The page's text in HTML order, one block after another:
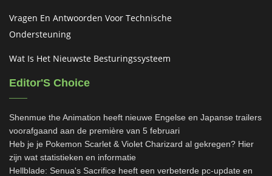
Vragen En Antwoorden Voor Technische
Ondersteuning
Wat Is Het Nieuwste Besturingssysteem
Editor'S Choice
Shenmue the Animation heeft nieuwe Engelse en Japanse trailers
voorafgaand aan de première van 5 februari
Heb je je Pokemon Scarlet & Violet Charizard al gekregen? Hier
zijn wat statistieken en informatie
Hellblade: Senua's Sacrifice heeft een verbeterde pc-update en